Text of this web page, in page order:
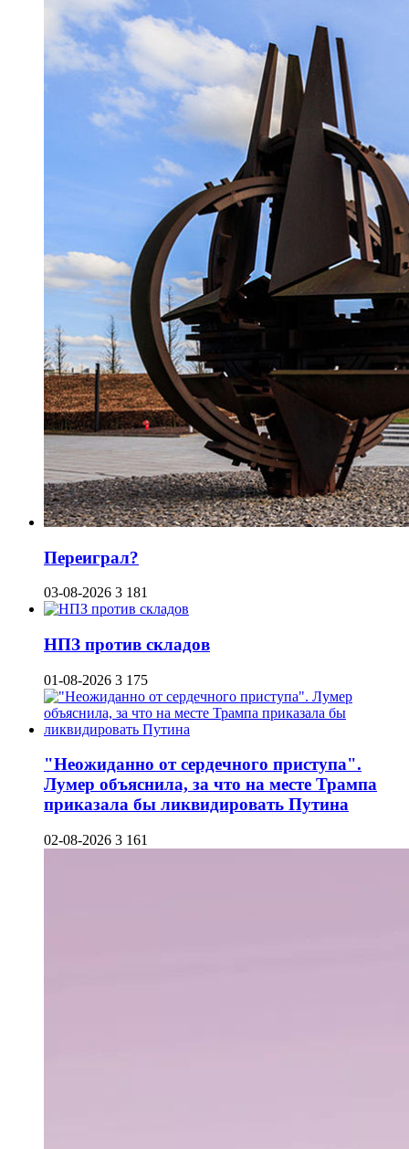
Переиграл?
03-08-2026 3 181
НПЗ против складов
01-08-2026 3 175
"Неожиданно от сердечного приступа".
Лумер объяснила, за что на месте Трампа
приказала бы ликвидировать Путина
02-08-2026 3 161